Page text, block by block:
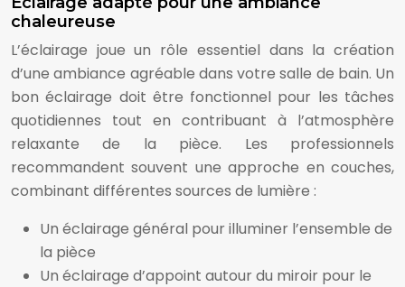
chaleureuse
L’éclairage joue un rôle essentiel dans la création
d’une ambiance agréable dans votre salle de bain. Un
bon éclairage doit être fonctionnel pour les tâches
quotidiennes tout en contribuant à l’atmosphère
relaxante de la pièce. Les professionnels
recommandent souvent une approche en couches,
combinant différentes sources de lumière :
Un éclairage général pour illuminer l’ensemble de
la pièce
Un éclairage d’appoint autour du miroir pour le